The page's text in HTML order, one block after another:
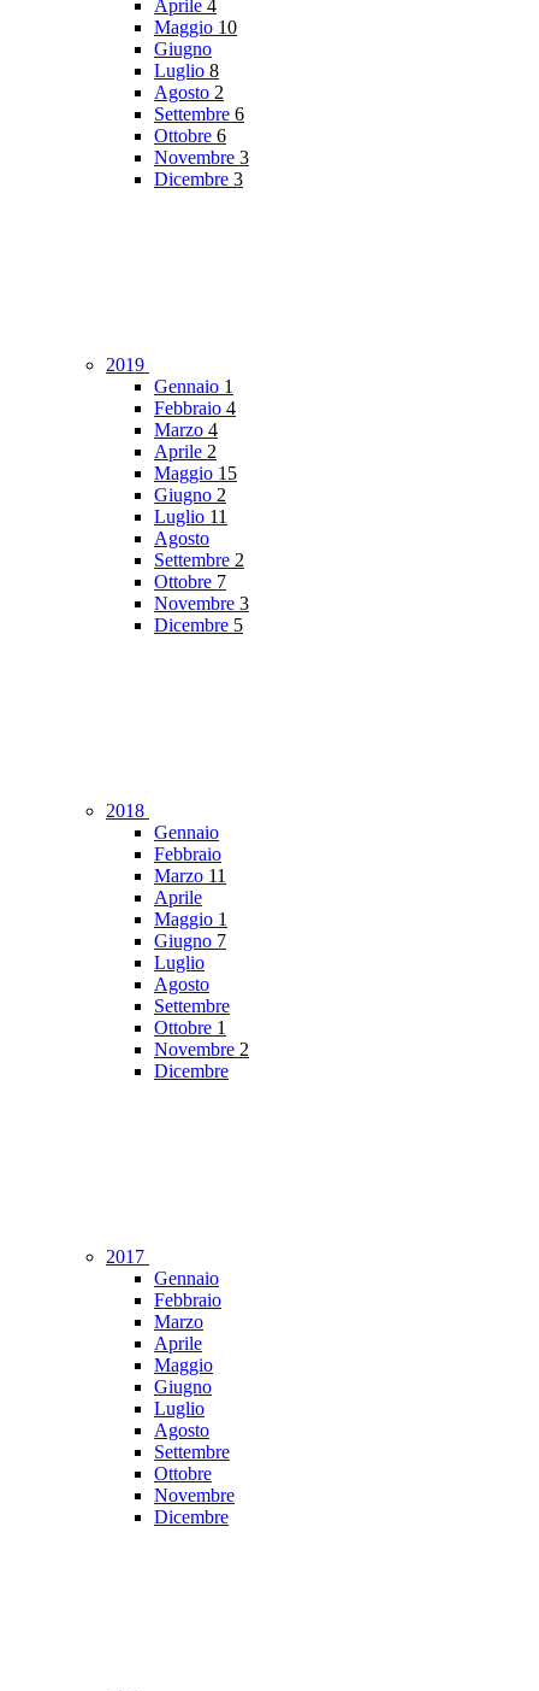
Aprile 4
Maggio 10
Giugno
Luglio 8
Agosto 2
Settembre 6
Ottobre 6
Novembre 3
Dicembre 3
2019
Gennaio 1
Febbraio 4
Marzo 4
Aprile 2
Maggio 15
Giugno 2
Luglio 11
Agosto
Settembre 2
Ottobre 7
Novembre 3
Dicembre 5
2018
Gennaio
Febbraio
Marzo 11
Aprile
Maggio 1
Giugno 7
Luglio
Agosto
Settembre
Ottobre 1
Novembre 2
Dicembre
2017
Gennaio
Febbraio
Marzo
Aprile
Maggio
Giugno
Luglio
Agosto
Settembre
Ottobre
Novembre
Dicembre